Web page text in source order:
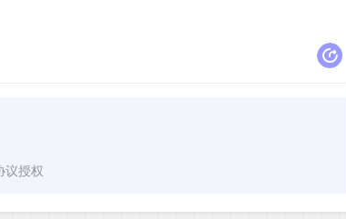
议授权